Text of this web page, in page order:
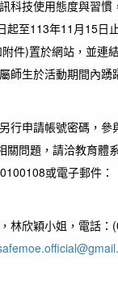
科技使用態度與習
至113年11月15日
件)置於網站，並連
師生於活動期間內
行申請帳號密碼，
問題，請洽教育體
或電子郵件：
林欣穎小姐，電話